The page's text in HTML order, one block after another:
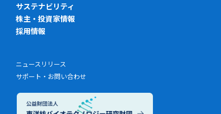
サステナビリティ
株主・投資家情報
採用情報
ニュースリリース
サポート・お問い合わせ